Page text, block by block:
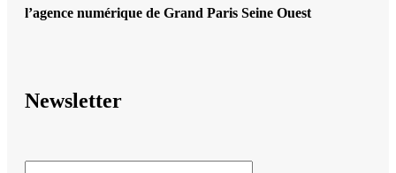
l’agence numérique de Grand Paris Seine Ouest
Newsletter